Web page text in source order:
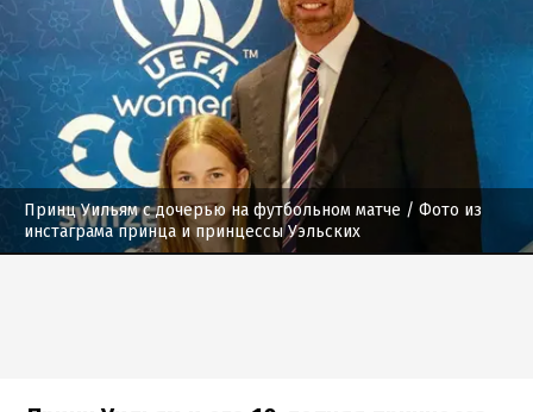
Принц Уильям с дочерью на футбольном матче / Фото из
инстаграма принца и принцессы Уэльских